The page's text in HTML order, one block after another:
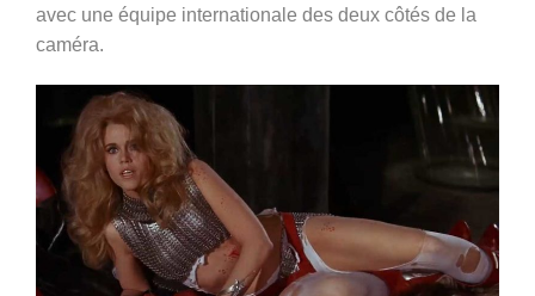
avec une équipe internationale des deux côtés de la
caméra.